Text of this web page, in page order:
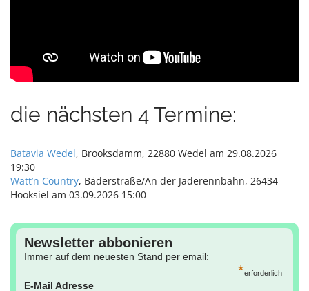
die nächsten 4 Termine:
Batavia Wedel, Brooksdamm, 22880 Wedel am 29.08.2026
19:30
Watt’n Country, Bäderstraße/An der Jaderennbahn, 26434
Hooksiel am 03.09.2026 15:00
Newsletter abbonieren
Immer auf dem neuesten Stand per email:
*erforderlich
E-Mail Adresse